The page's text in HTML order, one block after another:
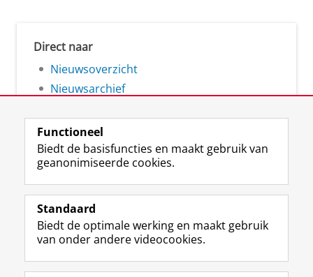
Direct naar
Nieuwsoverzicht
Nieuwsarchief
Volg de RUG
F
a
e
b
o
L
i
k
e
I
R
S
-
f
e
I
n
t
r
Y
o
T
e
Studiekiezers
Functioneel
Biedt de basisfuncties en maakt gebruik van
geanonimiseerde cookies.
Standaard
Biedt de optimale werking en maakt gebruik
van onder andere videocookies.